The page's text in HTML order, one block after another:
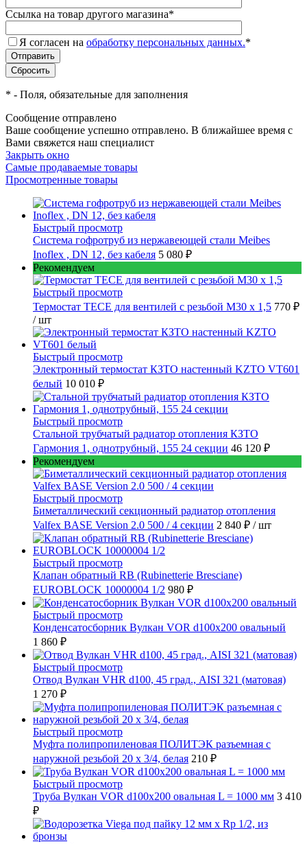
Ссылка на товар другого магазина*
Я согласен на обработку персональных данных.*
* - Поля, обязательные для заполнения
Сообщение отправлено
Ваше сообщение успешно отправлено. В ближайшее время с
Вами свяжется наш специалист
Закрыть окно
Самые продаваемые товары
Просмотренные товары
Быстрый просмотр
Cистема гофротруб из нержавеющей стали Meibes
Inoflex , DN 12, без кабеля 5 080 ₽
Рекомендуем
Быстрый просмотр
Термостат TECE для вентилей с резьбой М30 х 1,5 770 ₽
/ шт
Быстрый просмотр
Электронный термостат КЗТО настенный KZTO VT601
белый 10 010 ₽
Быстрый просмотр
Стальной трубчатый радиатор отопления КЗТО
Гармония 1, однотрубный, 155 24 секции 46 120 ₽
Рекомендуем
Быстрый просмотр
Биметаллический секционный радиатор отопления
Valfex BASE Version 2.0 500 / 4 секции 2 840 ₽ / шт
Быстрый просмотр
Клапан обратный RB (Rubinetterie Bresciane)
EUROBLOCK 10000004 1/2 980 ₽
Быстрый просмотр
Конденсатосборник Вулкан VOR d100x200 овальный
1 860 ₽
Быстрый просмотр
Отвод Вулкан VHR d100, 45 град., AISI 321 (матовая)
1 270 ₽
Быстрый просмотр
Муфта полипропиленовая ПОЛИТЭК разъемная с
наружной резьбой 20 x 3/4, белая 210 ₽
Быстрый просмотр
Труба Вулкан VOR d100x200 овальная L = 1000 мм 3 410
₽